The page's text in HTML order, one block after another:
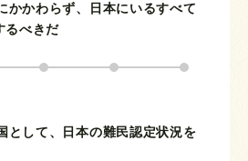
かかわらず、日本にいるすべて
るべきだ
として、日本の難民認定状況を